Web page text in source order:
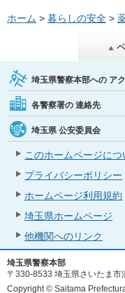
ホーム > 暮らしの安全 >
埼玉県警察本部への ア
各警察署の 連絡先
埼玉県 公安委員会
このホームページにつ
プライバシーポリシー
ホームページ利用規約
埼玉県ホームページ
他機関へのリンク
埼玉県警察本部
〒330-8533 埼玉県さいたま
Copyright © Saitama